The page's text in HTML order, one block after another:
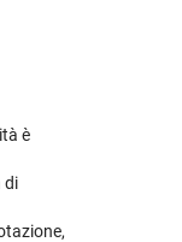
è
di